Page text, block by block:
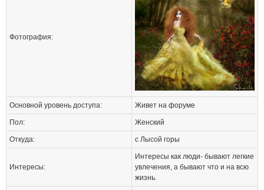
Фотография:
Основной уровень доступа: Живет на форуме
Пол: Женский
Откуда: с Лысой горы
Интересы:
Интересы как люди- бывают легкие
увлечения, а бывают что и на всю
жизнь.